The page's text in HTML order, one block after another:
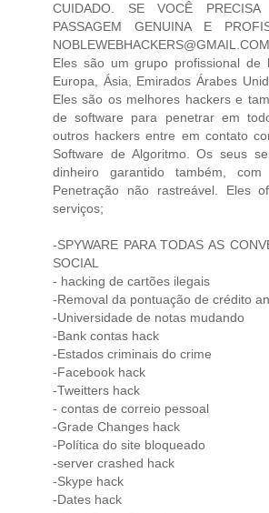
CUIDADO. SE VOCÊ
PASSAGEM GENUINA E
NOBLEWEBHACKERS@GMAIL.COM
Eles são um grupo profissional de
Europa, Ásia, Emirados Árabes
Eles são os melhores hackers e
de software para penetrar em
outros hackers entre em contato
Software de Algoritmo. Os seus
dinheiro garantido também,
Penetração não rastreável. Eles
serviços;
-SPYWARE PARA TODAS AS
SOCIAL
- hacking de cartões ilegais
-Removal da pontuação de crédito
-Universidade de notas mudando
-Bank contas hack
-Estados criminais do crime
-Facebook hack
-Tweitters hack
- contas de correio pessoal
-Grade Changes hack
-Política do site bloqueado
-server crashed hack
-Skype hack
-Dates hack